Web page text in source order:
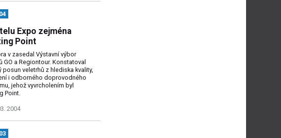
Expo zejména
Point
v zasedal Výstavní výbor
GO a Regiontour. Konstatoval
posun veletrhů z hlediska kvality,
i odborného doprovodného
jehož vyvrcholením byl
Point.
2004